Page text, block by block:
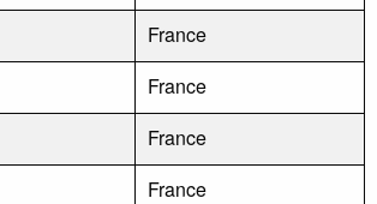
France
France
France
France